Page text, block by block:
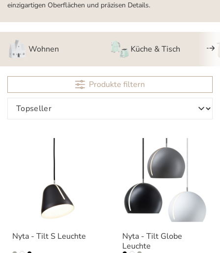
einzigartigen Oberflächen und präzisen Details.
Wohnen Küche & Tisch
Produkte filtern
Nyta - Tilt S Leuchte
Nyta - Tilt Globe
Leuchte